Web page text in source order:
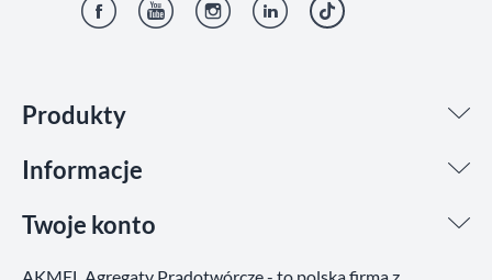
Produkty
Informacje
Twoje konto